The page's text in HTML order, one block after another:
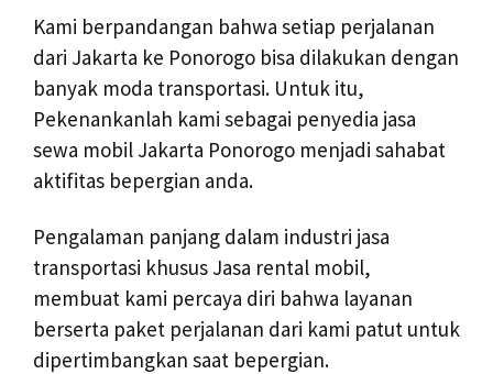
Kami berpandangan bahwa setiap perjalanan
dari Jakarta ke Ponorogo bisa dilakukan dengan
banyak moda transportasi. Untuk itu,
Pekenankanlah kami sebagai penyedia jasa
sewa mobil Jakarta Ponorogo menjadi sahabat
aktifitas bepergian anda.
Pengalaman panjang dalam industri jasa
transportasi khusus Jasa rental mobil,
membuat kami percaya diri bahwa layanan
berserta paket perjalanan dari kami patut untuk
dipertimbangkan saat bepergian.